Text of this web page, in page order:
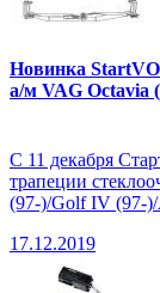
Новинка
а/м VAG Octavia
С 11 декабря
трапеции
(97-)/Golf IV (97-
17.12.2019